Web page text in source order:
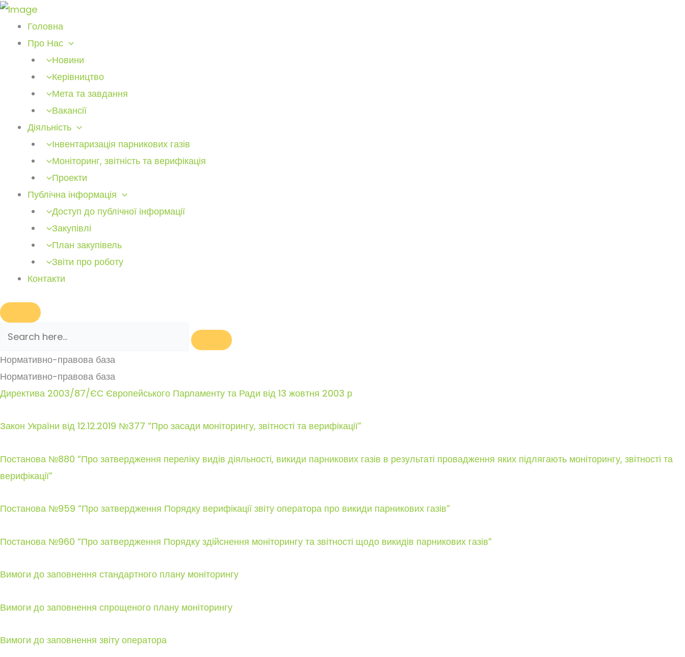
Головна
Про Нас
Новини
Керівництво
Мета та завдання
Вакансії
Діяльність
Інвентаризація парникових газів
Моніторинг, звітність та верифікація
Проекти
Публічна інформація
Доступ до публічної інформації
Закупівлі
План закупівель
Звіти про роботу
Контакти
Нормативно-правова база
Нормативно-правова база
Директива 2003/87/ЄС Європейського Парламенту та Ради від 13 жовтня 2003 р
Закон України від 12.12.2019 №377 “Про засади моніторингу, звітності та верифікації”
Постанова №880 “Про затвердження переліку видів діяльності, викиди парникових газів в результаті провадження яких підлягають моніторингу, звітності та
верифікації”
Постанова №959 “Про затвердження Порядку верифікації звіту оператора про викиди парникових газів”
Постанова №960 “Про затвердження Порядку здійснення моніторингу та звітності щодо викидів парникових газів”
Вимоги до заповнення стандартного плану моніторингу
Вимоги до заповнення спрощеного плану моніторингу
Вимоги до заповнення звіту оператора